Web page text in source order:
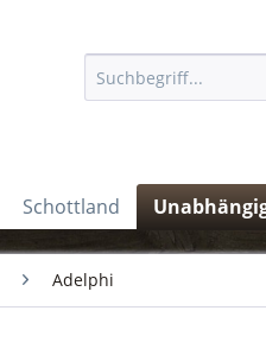
Schottland
Adelphi